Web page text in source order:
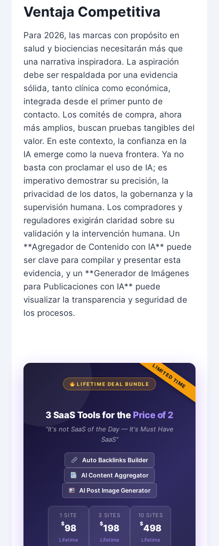
Ventaja Competitiva
Para 2026, las marcas con propósito en
salud y biociencias necesitarán más que
una narrativa inspiradora. La aspiración
debe ser respaldada por una evidencia
sólida, tanto clínica como económica,
integrada desde el primer punto de
contacto. Los comités de compra, ahora
más amplios, buscan pruebas tangibles del
valor. En este contexto, la confianza en la
IA emerge como la nueva frontera. Ya no
basta con proclamar el uso de IA; es
imperativo demostrar su precisión, la
privacidad de los datos, la gobernanza y la
supervisión humana. Los compradores y
reguladores exigirán claridad sobre su
validación y la intervención humana. Un
**Agregador de Contenido con IA** puede
ser clave para compilar y presentar esta
evidencia, y un **Generador de Imágenes
para Publicaciones con IA** puede
visualizar la transparencia y seguridad de
los procesos.
LIMITED TIME
LIFETIME DEAL BUNDLE
3 SaaS Tools for the Price of 2
"It's not SaaS of the Day — It's Must Have
SaaS"
Auto Backlinks Builder
AI Content Aggregator
AI Post Image Generator
1 SITE
$98
Lifetime
3 SITES
$198
Lifetime
10 SITES
$498
Lifetime